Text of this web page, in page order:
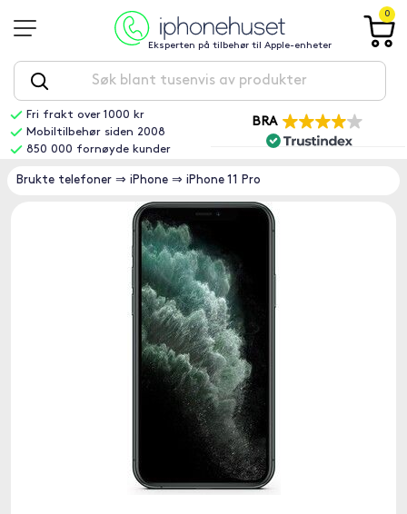
Eksperten på tilbehør til Apple-enheter
0
Fri frakt over 1000 kr
Mobiltilbehør siden 2008
850 000 fornøyde kunder
BRA
Brukte telefoner ⇒ iPhone ⇒ iPhone 11 Pro